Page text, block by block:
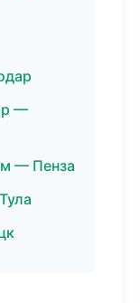
—
— Пенза